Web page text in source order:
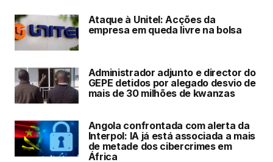
Ataque à Unitel: Acções da
empresa em queda livre na bolsa
Administrador adjunto e director do
GEPE detidos por alegado desvio de
mais de 30 milhões de kwanzas
Angola confrontada com alerta da
Interpol: IA já está associada a mais
de metade dos cibercrimes em
África